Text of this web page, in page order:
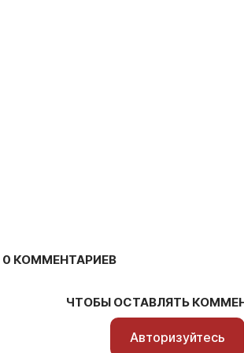
0 КОММЕНТАРИЕВ
ЧТОБЫ ОСТАВЛЯТЬ
Авторизуйтесь